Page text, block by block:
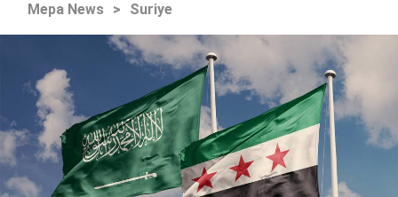
Mepa News > Suriye